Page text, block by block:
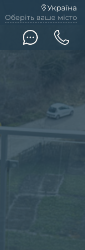
Україна
Оберіть ваше місто